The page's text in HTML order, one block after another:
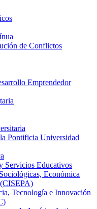
de Conflictos
Emprendedor
Pontificia Universidad
Servicios Educativos
Económica
Tecnología e Innovación